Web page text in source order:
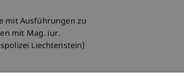
mit Ausführungen zu
mit Mag. iur.
Liechtenstein)